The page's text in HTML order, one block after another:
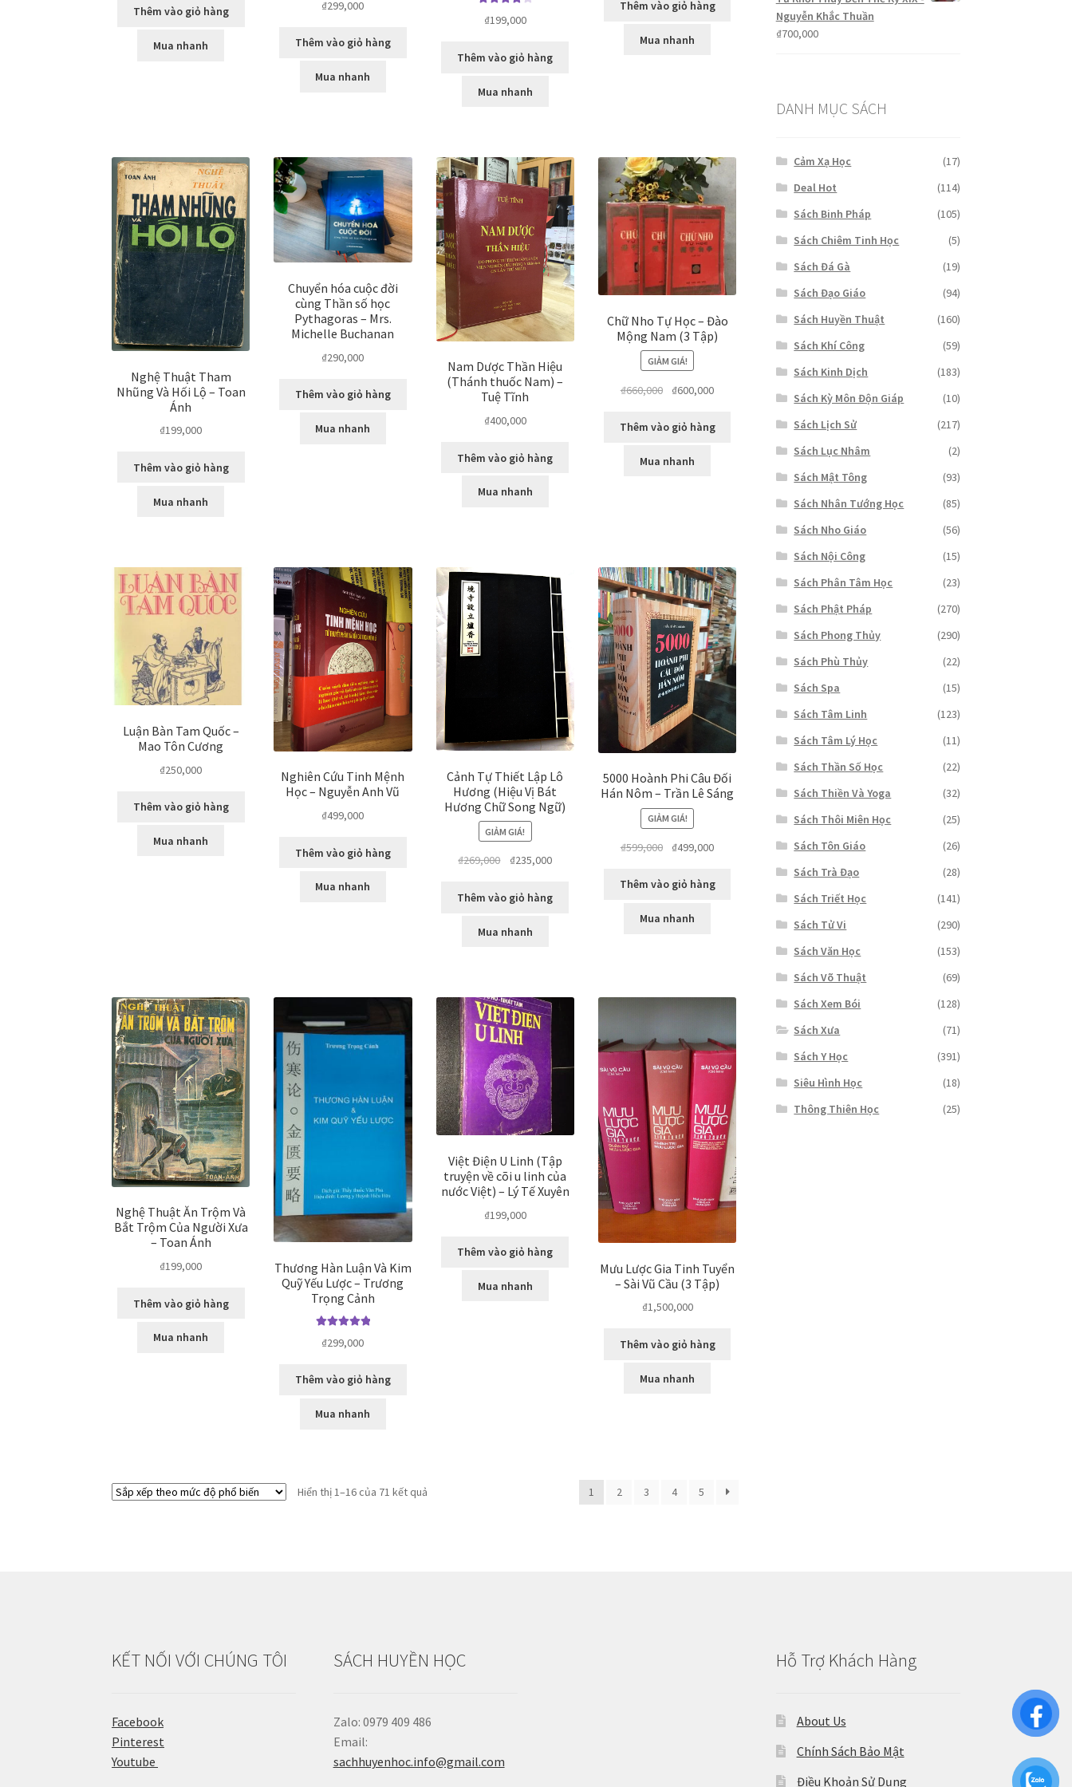
Thêm vào giỏ hàng
Mua nhanh
hạng5.00 5
₫299,000
Thêm vào giỏ hàng
Mua nhanh
4.00
₫199,000
Thêm vào giỏ hàng
Mua nhanh
Thêm vào giỏ hàng
Mua nhanh
Nghệ Thuật Tham
Nhũng Và Hối Lộ – Toan
Ánh
₫199,000
Thêm vào giỏ hàng
Mua nhanh
Chuyển hóa cuộc đời
cùng Thần số học
Pythagoras – Mrs.
Michelle Buchanan
₫290,000
Thêm vào giỏ hàng
Mua nhanh
Nam Dược Thần Hiệu
(Thánh thuốc Nam) –
Tuệ Tĩnh
₫400,000
Thêm vào giỏ hàng
Mua nhanh
Chữ Nho Tự Học – Đào
Mộng Nam (3 Tập)
GIẢM GIÁ!
₫660,000
Giá
là:
₫600,000Giá
tại
Thêm vào giỏ hàng
Mua nhanh
Luận Bàn Tam Quốc –
Mao Tôn Cương
₫250,000
Thêm vào giỏ hàng
Mua nhanh
Nghiên Cứu Tinh Mệnh
Học – Nguyễn Anh Vũ
₫499,000
Thêm vào giỏ hàng
Mua nhanh
Cảnh Tự Thiết Lập Lô
Hương (Hiệu Vị Bát
Hương Chữ Song Ngữ)
GIẢM GIÁ!
₫269,000
Giá
là:
₫235,000Giá
tại
Thêm vào giỏ hàng
Mua nhanh
5000 Hoành Phi Câu Đối
Hán Nôm – Trần Lê Sáng
GIẢM GIÁ!
₫599,000
Giá
là:
₫499,000Giá
tại
Thêm vào giỏ hàng
Mua nhanh
Nghệ Thuật Ăn Trộm Và
Bắt Trộm Của Người Xưa
– Toan Ánh
₫199,000
Thêm vào giỏ hàng
Mua nhanh
Thương Hàn Luận Và Kim
Quỹ Yếu Lược – Trương
Trọng Cảnh
5.00
₫299,000
Thêm vào giỏ hàng
Mua nhanh
Việt Điện U Linh (Tập
truyện về cõi u linh của
nước Việt) – Lý Tế Xuyên
₫199,000
Thêm vào giỏ hàng
Mua nhanh
Mưu Lược Gia Tinh Tuyển
– Sài Vũ Cầu (3 Tập)
₫1,500,000
Thêm vào giỏ hàng
Mua nhanh
Hiển thị 1–16 của 71 kết quả 1 2 3 4 5
₫199,000.
Nguyễn Khắc Thuần
₫700,000
DANH MỤC SÁCH
Cảm Xạ Học
(17)
Deal Hot
(114)
Sách Binh Pháp
(105)
Sách Chiêm Tinh Học
(5)
Sách Đá Gà
(19)
Sách Đạo Giáo
(94)
Sách Huyền Thuật
(160)
Sách Khí Công
(59)
Sách Kinh Dịch
(183)
Sách Kỳ Môn Độn Giáp
(10)
Sách Lịch Sử
(217)
Sách Lục Nhâm
(2)
Sách Mật Tông
(93)
Sách Nhân Tướng Học
(85)
Sách Nho Giáo
(56)
Sách Nội Công
(15)
Sách Phân Tâm Học
(23)
Sách Phật Pháp
(270)
Sách Phong Thủy
(290)
Sách Phù Thủy
(22)
Sách Spa
(15)
Sách Tâm Linh
(123)
Sách Tâm Lý Học
(11)
Sách Thần Số Học
(22)
Sách Thiền Và Yoga
(32)
Sách Thôi Miên Học
(25)
Sách Tôn Giáo
(26)
Sách Trà Đạo
(28)
Sách Triết Học
(141)
Sách Tử Vi
(290)
Sách Văn Học
(153)
Sách Võ Thuật
(69)
Sách Xem Bói
(128)
Sách Xưa
(71)
Sách Y Học
(391)
Siêu Hình Học
(18)
Thông Thiên Học
(25)
KẾT NỐI VỚI CHÚNG TÔI
Facebook
Pinterest
Youtube
SÁCH HUYỀN HỌC
Zalo: 0979 409 486
Email:
sachhuyenhoc.info@gmail.com
Hỗ Trợ Khách Hàng
About Us
Chính Sách Bảo Mật
Điều Khoản Sử Dụng